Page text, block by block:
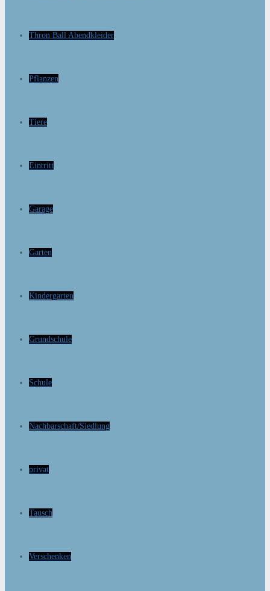
Thron Ball Abendkleider
Pflanzen
Tiere
Eintritt
Garage
Garten
Kindergarten
Grundschule
Schule
Nachbarschaft/Siedlung
privat
Tausch
Verschenken